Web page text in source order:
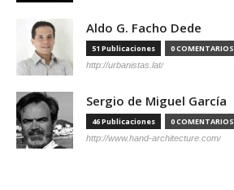
Aldo G. Facho Dede
51 Publicaciones 0 COMENTARIOS
http://urbanistas.lat/
Sergio de Miguel García
46 Publicaciones 0 COMENTARIOS
http://www.hand-architecture.com/